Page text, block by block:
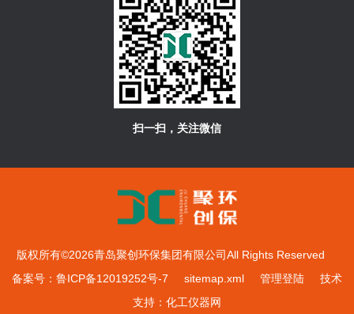
扫一扫，关注微信
版权所有©2026青岛聚创环保集团有限公司All Rights Reserved
备案号：鲁ICP备12019252号-7
sitemap.xml 管理登陆技术
支持： 化工仪器网